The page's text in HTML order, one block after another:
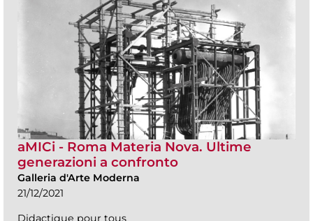
aMICi - Roma Materia Nova. Ultime
generazioni a confronto
Galleria d'Arte Moderna
21/12/2021
Didactique pour tous